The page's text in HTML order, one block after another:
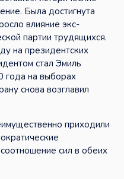
Была достигнута
влияние экс-
партии трудящихся.
на президентских
стал Эмиль
года на выборах
снова возглавил
приходили
сил в обеих